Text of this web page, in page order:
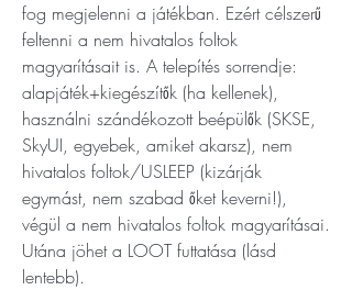
fog megjelenni a játékban. Ezért célszerű
feltenni a nem hivatalos foltok
magyarításait is. A telepítés sorrendje:
alapjáték+kiegészítők (ha kellenek),
használni szándékozott beépülők (SKSE,
SkyUI, egyebek, amiket akarsz), nem
hivatalos foltok/USLEEP (kizárják
egymást, nem szabad őket keverni!),
végül a nem hivatalos foltok magyarításai.
Utána jöhet a LOOT futtatása (lásd
lentebb).